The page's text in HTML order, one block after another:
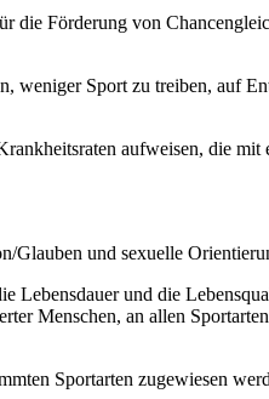
die Förderung von
weniger Sport zu treiben, auf
aufweisen, die mit
Glauben und sexuelle
Lebensdauer und die
Menschen, an allen
Sportarten zugewiesen